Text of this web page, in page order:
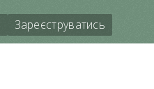
Зареєструватись